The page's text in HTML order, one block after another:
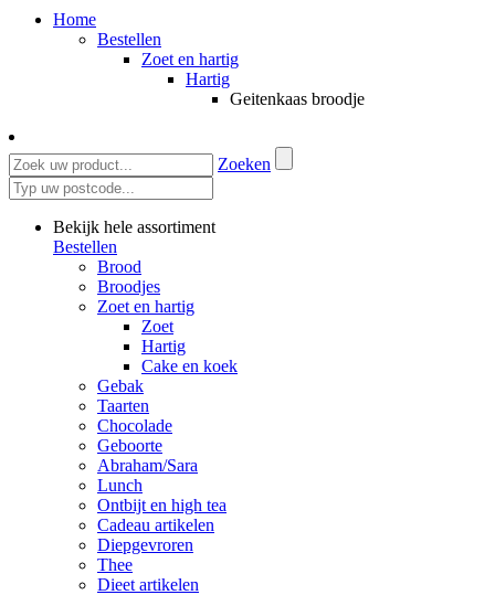
Home
Bestellen
Zoet en hartig
Hartig
Geitenkaas broodje
Zoeken
Bekijk hele assortiment
Bestellen
Brood
Broodjes
Zoet en hartig
Zoet
Hartig
Cake en koek
Gebak
Taarten
Chocolade
Geboorte
Abraham/Sara
Lunch
Ontbijt en high tea
Cadeau artikelen
Diepgevroren
Thee
Dieet artikelen